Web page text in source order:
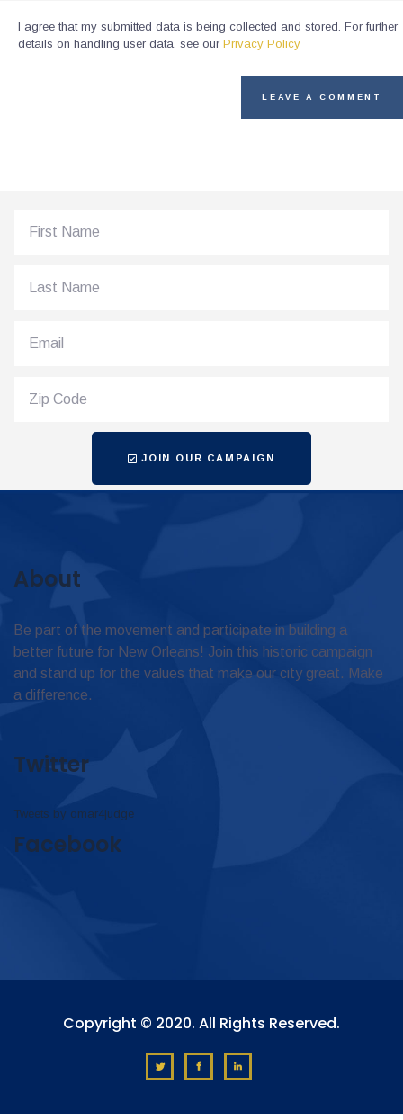
I agree that my submitted data is being collected and stored. For further
details on handling user data, see our Privacy Policy
JOIN OUR CAMPAIGN
About
Be part of the movement and participate in building a
better future for New Orleans! Join this historic campaign
and stand up for the values that make our city great. Make
a difference.
Twitter
Tweets by omar4judge
Facebook
Copyright © 2020. All Rights Reserved.